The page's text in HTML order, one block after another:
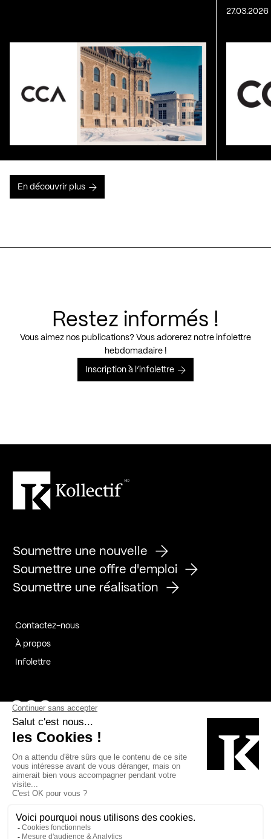
27.03.2026
En découvrir plus
Restez informés !
Vous aimez nos publications? Vous adorerez notre infolettre
hebdomadaire !
Inscription à l’infolettre
Soumettre une nouvelle
Soumettre une offre d'emploi
Soumettre une réalisation
Contactez-nous
À propos
Infolettre
Page Facebook de Kollectif
Page Instagram de Kollectif
Page Linkedin de Kollectif
Bâtiment-Durable-Québec-1
Esquisses-1IRAC-1
MP-1 v2com-1